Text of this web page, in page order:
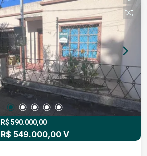
R$ 590.000,00
R$ 549.000,00 V